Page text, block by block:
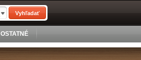
Vyhľadať
OSTATNÉ